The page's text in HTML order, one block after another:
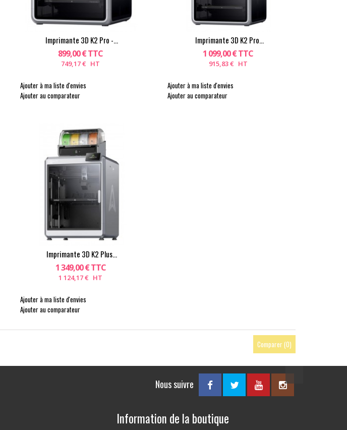
Imprimante 3D K2 Pro -...
899,00 € TTC
749,17 € HT
Ajouter à ma liste d'envies
Ajouter au comparateur
Imprimante 3D K2 Pro...
1 099,00 € TTC
915,83 € HT
Ajouter à ma liste d'envies
Ajouter au comparateur
Imprimante 3D K2 Plus...
1 349,00 € TTC
1 124,17 € HT
Ajouter à ma liste d'envies
Ajouter au comparateur
Comparer (0)
Nous suivre
Information de la boutique